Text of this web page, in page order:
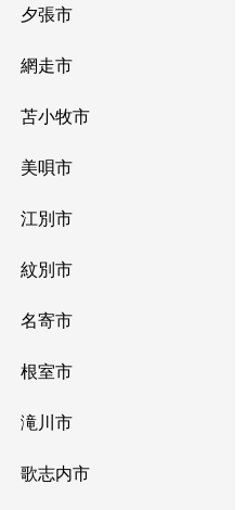
夕張市
網走市
苫小牧市
美唄市
江別市
紋別市
名寄市
根室市
滝川市
歌志内市